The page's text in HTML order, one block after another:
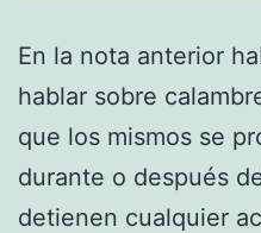
En la nota anterior
hablar sobre
que los mismos se
durante o después
detienen cualquier